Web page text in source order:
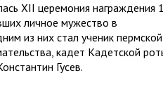
XII церемония награждения
личное мужество в
из них стал ученик пермской
кадет Кадетской
Гусев.